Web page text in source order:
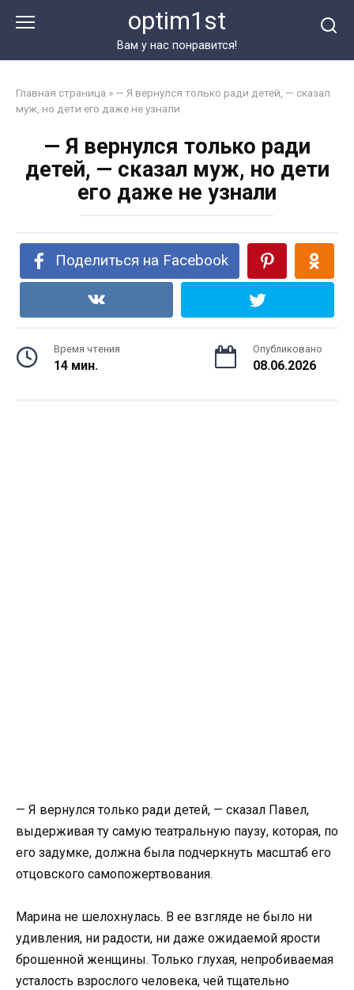
optim1st
Вам у нас понравится!
Главная страница » — Я вернулся только ради детей, — сказал
муж, но дети его даже не узнали
— Я вернулся только ради
детей, — сказал муж, но дети
его даже не узнали
Поделиться на Facebook
Время чтения
14 мин.
Опубликовано
08.06.2026
— Я вернулся только ради детей, — сказал Павел,
выдерживая ту самую театральную паузу, которая, по
его задумке, должна была подчеркнуть масштаб его
отцовского самопожертвования.
Марина не шелохнулась. В ее взгляде не было ни
удивления, ни радости, ни даже ожидаемой ярости
брошенной женщины. Только глухая, непробиваемая
усталость взрослого человека, чей тщательно